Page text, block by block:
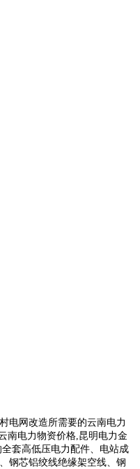
电网改造所需要的云南电力
南电力物资价格,昆明电力金
套高低压电力配件、电站成
钢芯铝绞线绝缘架空线、钢